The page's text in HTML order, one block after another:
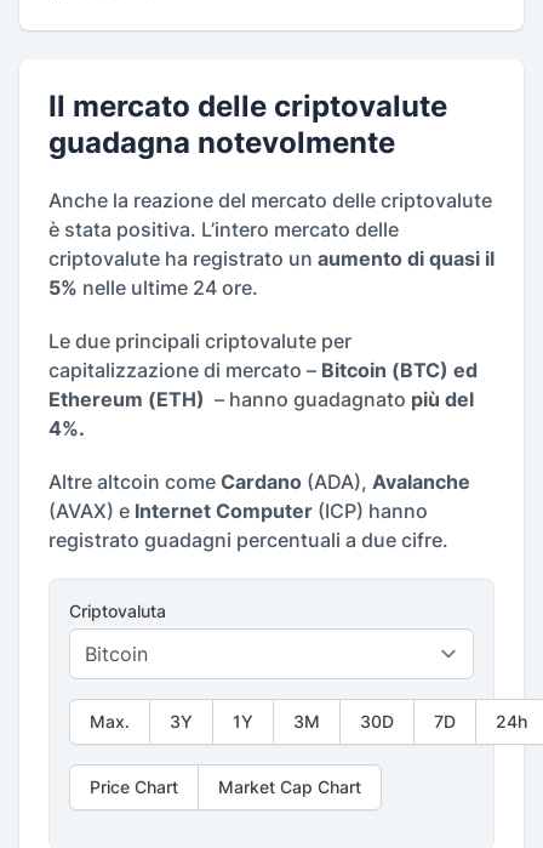
Il mercato delle criptovalute
guadagna notevolmente
Anche la reazione del mercato delle criptovalute
è stata positiva. L’intero mercato delle
criptovalute ha registrato un aumento di quasi il
5% nelle ultime 24 ore.
Le due principali criptovalute per
capitalizzazione di mercato – Bitcoin (BTC) ed
Ethereum (ETH) – hanno guadagnato più del
4%.
Altre altcoin come Cardano (ADA), Avalanche
(AVAX) e Internet Computer (ICP) hanno
registrato guadagni percentuali a due cifre.
Criptovaluta
Max. 3Y 1Y 3M 30D 7D 24h
Price Chart Market Cap Chart